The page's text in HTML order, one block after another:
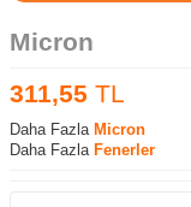
Micron
311,55 TL
Daha Fazla Micron
Daha Fazla Fenerler